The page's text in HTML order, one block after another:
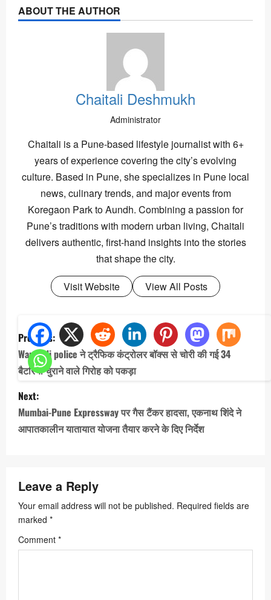
ABOUT THE AUTHOR
Chaitali Deshmukh
Administrator
Chaitali is a Pune-based lifestyle journalist with 6+
years of experience covering the city’s evolving
culture. Based in Pune, she specializes in Pune local
news, culinary trends, and major events from
Koregaon Park to Aundh. Combining a passion for
Pune’s traditions with modern urban living, Chaitali
delivers authentic, first-hand insights into the stories
that shape the city.
Visit Website
View All Posts
P
o
s
t
n
a
g
a
t
i
Previous:
Wanwadi police ने ट्रैफिक कंट्रोलर बॉक्स से चोरी की गई 34
बैटरियां चुराने वाले गिरोह को पकड़ा
Next:
Mumbai-Pune Expressway पर गैस टैंकर हादसा, एकनाथ शिंदे ने
आपातकालीन यातायात योजना तैयार करने के दिए निर्देश
Leave a Reply
Your email address will not be published. Required fields are
marked *
Comment *